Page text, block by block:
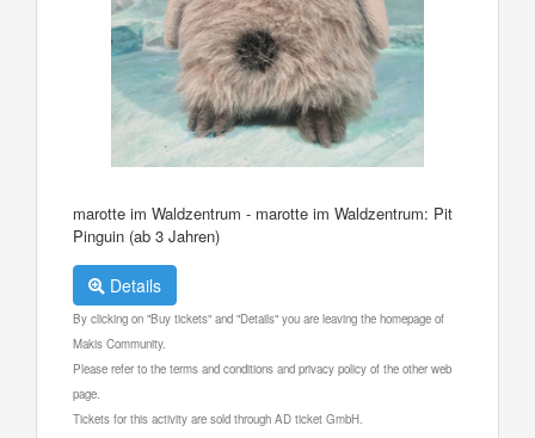
marotte im Waldzentrum - marotte im Waldzentrum: Pit
Pinguin (ab 3 Jahren)
Details
By clicking on "Buy tickets" and "Details" you are leaving the homepage of
Makis Community.
Please refer to the terms and conditions and privacy policy of the other web
page.
Tickets for this activity are sold through AD ticket GmbH.